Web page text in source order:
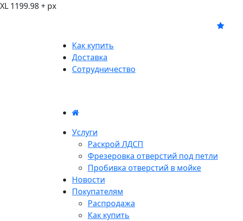
XL 1199.98 + px
Как купить
Доставка
Сотрудничество
Услуги
Раскрой ЛДСП
Фрезеровка отверстий под петли
Пробивка отверстий в мойке
Новости
Покупателям
Распродажа
Как купить